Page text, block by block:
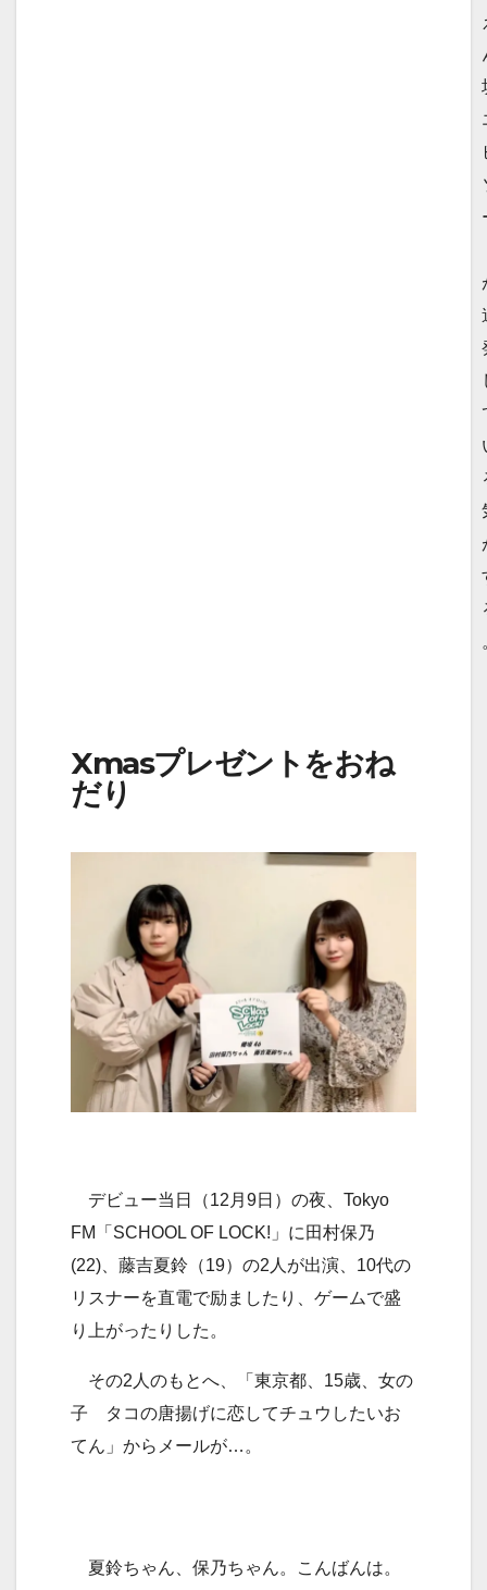
Xmasプレゼントをおね
だり
デビュー当日（12月9日）の夜、Tokyo
FM「SCHOOL OF LOCK!」に田村保乃
(22)、藤吉夏鈴（19）の2人が出演、10代の
リスナーを直電で励ましたり、ゲームで盛
り上がったりした。
その2人のもとへ、「東京都、15歳、女の
子 タコの唐揚げに恋してチュウしたいお
てん」からメールが…。
夏鈴ちゃん、保乃ちゃん。こんばんは。